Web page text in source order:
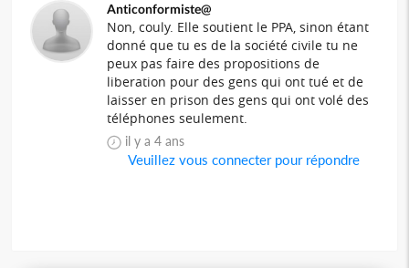
Anticonformiste@
Non, couly. Elle soutient le PPA, sinon étant
donné que tu es de la société civile tu ne
peux pas faire des propositions de
liberation pour des gens qui ont tué et de
laisser en prison des gens qui ont volé des
téléphones seulement.
il y a 4 ans
Veuillez vous connecter pour répondre